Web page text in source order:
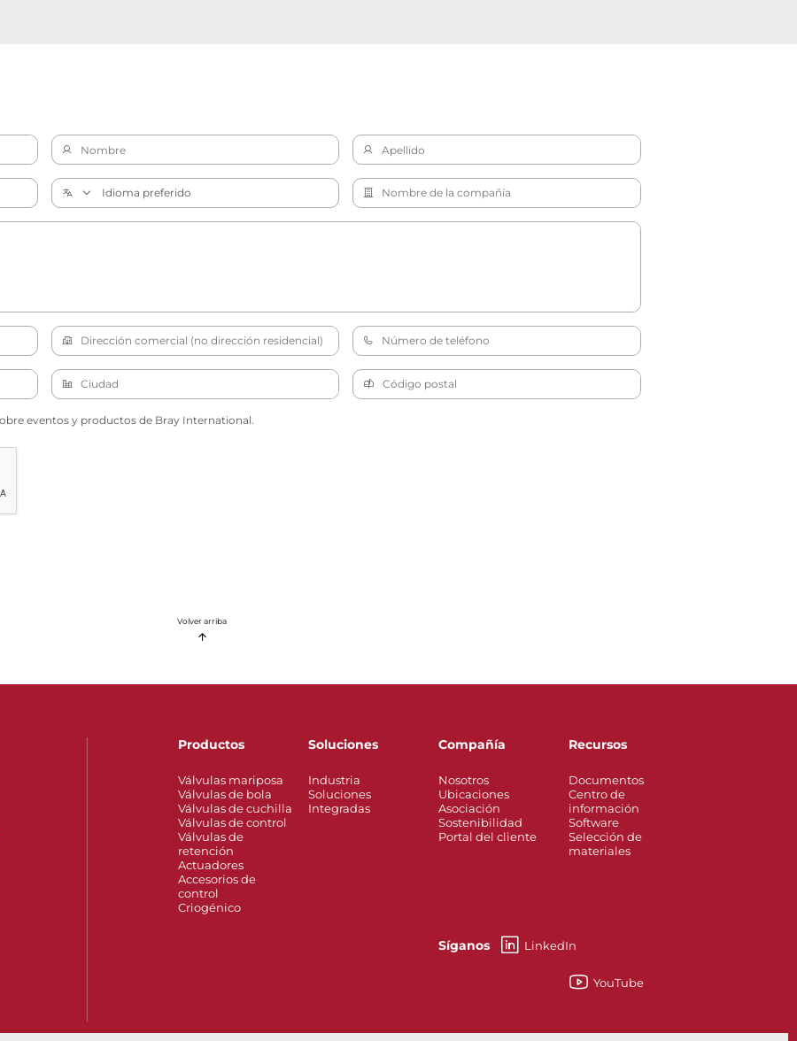
eventos y productos de Bray International.
Volver arriba
Productos
Válvulas mariposa
Válvulas de bola
Válvulas de cuchilla
Válvulas de control
Válvulas de
retención
Actuadores
Accesorios de
control
Criogénico
Soluciones
Industria
Soluciones
Integradas
Compañía
Nosotros
Ubicaciones
Asociación
Sostenibilidad
Portal del cliente
Síganos LinkedIn
Recursos
Documentos
Centro de
información
Software
Selección de
materiales
YouTube